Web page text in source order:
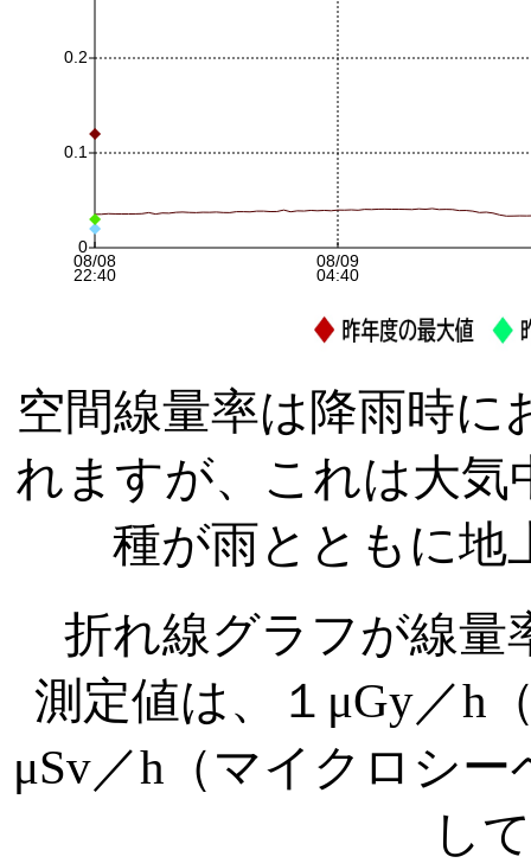
空間線量率は降雨時
れますが、これは大気
種が雨とともに地
折れ線グラフが線量
測定値は、１μGy／h
μSv／h（マイクロシ
し